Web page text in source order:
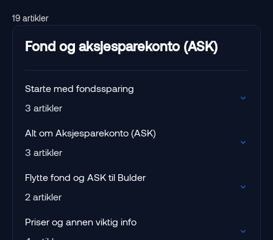
19 artikler
Fond og aksjesparekonto (ASK)
Starte med fondssparing
3 artikler
Alt om Aksjesparekonto (ASK)
3 artikler
Flytte fond og ASK til Bulder
2 artikler
Priser og annen viktig info